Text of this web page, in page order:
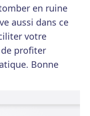
en ruine
aussi dans ce
votre
profiter
Bonne